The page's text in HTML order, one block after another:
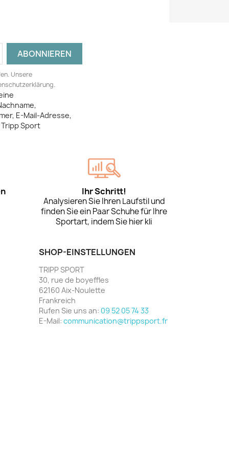
Unsere
E-Mail-Adresse,
Sport
Ihr Schritt!
Analysieren Sie Ihren Laufstil und
finden Sie ein Paar Schuhe für Ihre
Sportart, indem Sie hier kli
SHOP-EINSTELLUNGEN
TRIPP SPORT
30, rue de boyeffles
62160 Aix-Noulette
Frankreich
Rufen Sie uns an: 09 52 05 74 33
E-Mail: communication@trippsport.fr